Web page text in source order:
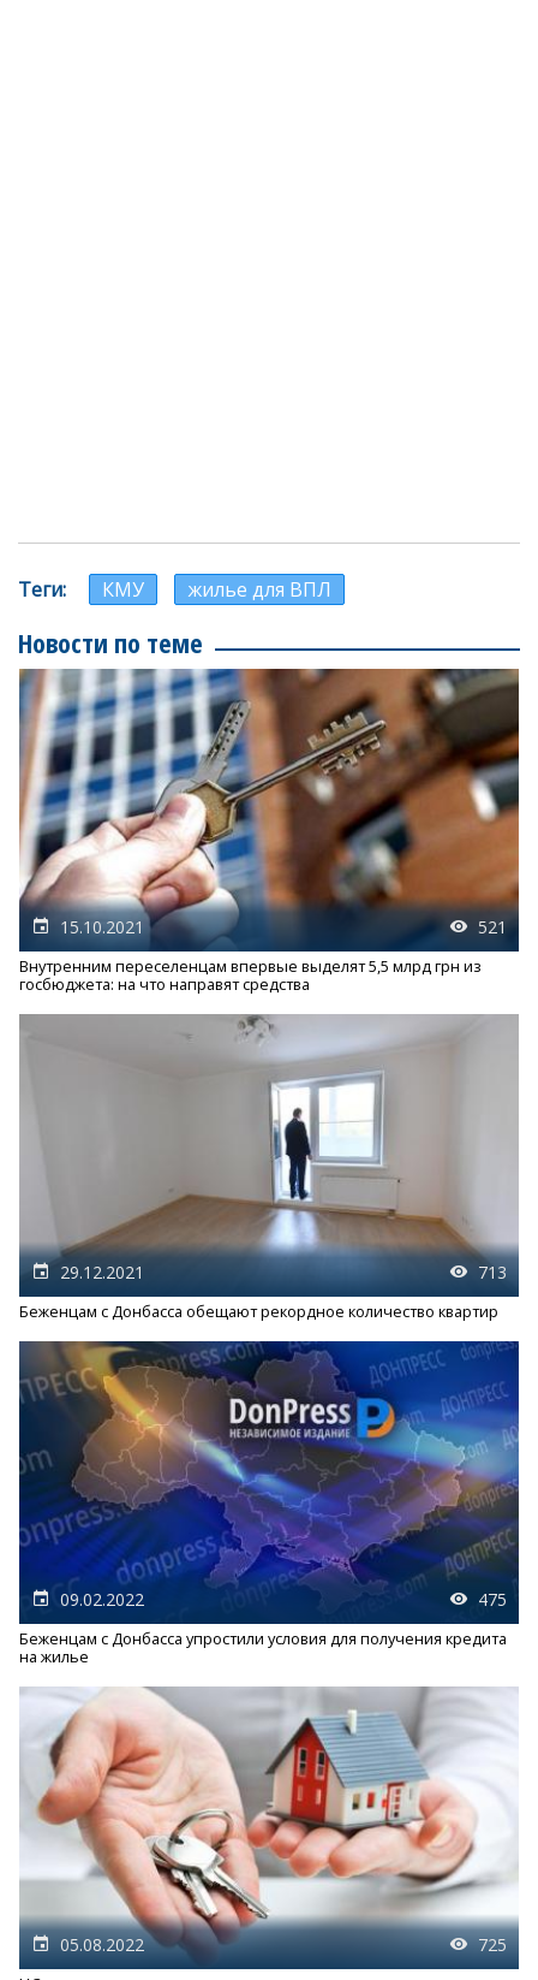
Теги КМУ жилье для ВПЛ
Новости по теме
15.10.2021 521
Внутренним переселенцам впервые выделят 5,5 млрд грн из
госбюджета: на что направят средства
29.12.2021 713
Беженцам с Донбасса обещают рекордное количество квартир
09.02.2022 475
Беженцам с Донбасса упростили условия для получения кредита
на жилье
05.08.2022 725